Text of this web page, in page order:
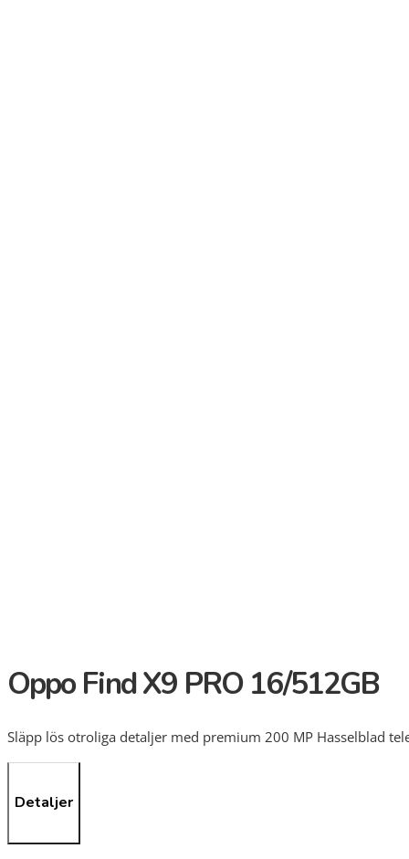
Oppo Find X9 PRO 16/512GB
Släpp lös otroliga detaljer med premium 200 MP Hasselblad
Detaljer